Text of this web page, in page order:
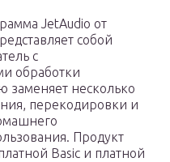
JetAudio от
собой
с
обработки
заменяет несколько
перекодировки и
Продукт
Basic и платной